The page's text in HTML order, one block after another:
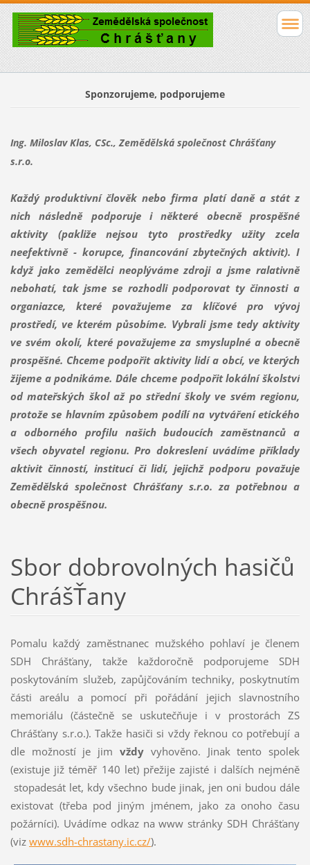
Sponzorujeme, podporujeme
Ing. Miloslav Klas, CSc., Zemědělská společnost Chrášťany
s.r.o.
Každý produktivní člověk nebo firma platí daně a stát z
nich následně podporuje i některé obecně prospěšné
aktivity (pakliže nejsou tyto prostředky užity zcela
neefektivně - korupce, financování zbytečných aktivit). I
když jako zemědělci neoplýváme zdroji a jsme ralativně
nebohatí, tak jsme se rozhodli podporovat ty činnosti a
organiazce, které považujeme za klíčové pro vývoj
prostředí, ve kterém působíme. Vybrali jsme tedy aktivity
ve svém okolí, které považujeme za smysluplné a obecně
prospěšné. Chceme podpořit aktivity lidí a obcí, ve kterých
žijeme a podnikáme. Dále chceme podpořit lokální školství
od mateřských škol až po střední školy ve svém regionu,
protože se hlavním způsobem podílí na vytváření etického
a odborného profilu našich budoucích zaměstnanců a
všech obyvatel regionu. Pro dokreslení uvádíme příklady
aktivit činností, institucí či lidí, jejichž podporu považuje
Zemědělská společnost Chrášťany s.r.o. za potřebnou a
obecně prospěšnou.
Sbor dobrovolných hasičů
ChrášŤany
Pomalu každý zaměstnanec mužského pohlaví je členem
SDH Chrášťany, takže každoročně podporujeme SDH
poskytováním služeb, zapůjčováním techniky, poskytnutím
části areálu a pomocí při pořádání jejich slavnostního
memoriálu (částečně se uskutečňuje i v prostorách ZS
Chrášťany s.r.o.). Takže hasiči si vždy řeknou co potřebují a
dle možností je jim vždy vyhověno. Jinak tento spolek
(existuje již téměř 140 let) přežije zajisté i dalších nejméně
stopadesát let, kdy všechno bude jinak, jen oni budou dále
existovat (třeba pod jiným jménem, jako za onoho času
požárníci). Uvádíme odkaz na www stránky SDH Chrášťany
(viz www.sdh-chrastany.ic.cz/).